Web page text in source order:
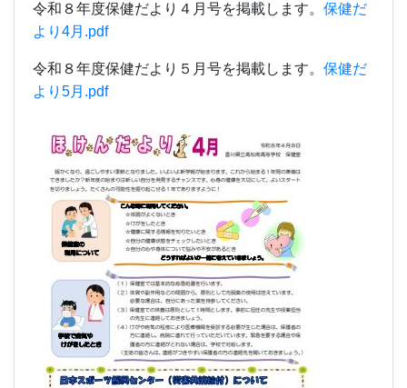
令和８年度保健だより４月号を掲載します。 保健だ
より4月.pdf
令和８年度保健だより５月号を掲載します。 保健だ
より5月.pdf